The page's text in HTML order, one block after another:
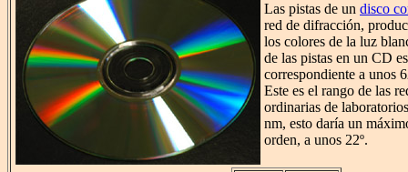
Las pistas de un disco
red de difracción,
los colores de la luz
de las pistas en un CD
correspondiente a unos
Este es el rango de las
ordinarias de
nm, esto daría un
orden, a unos 22º.